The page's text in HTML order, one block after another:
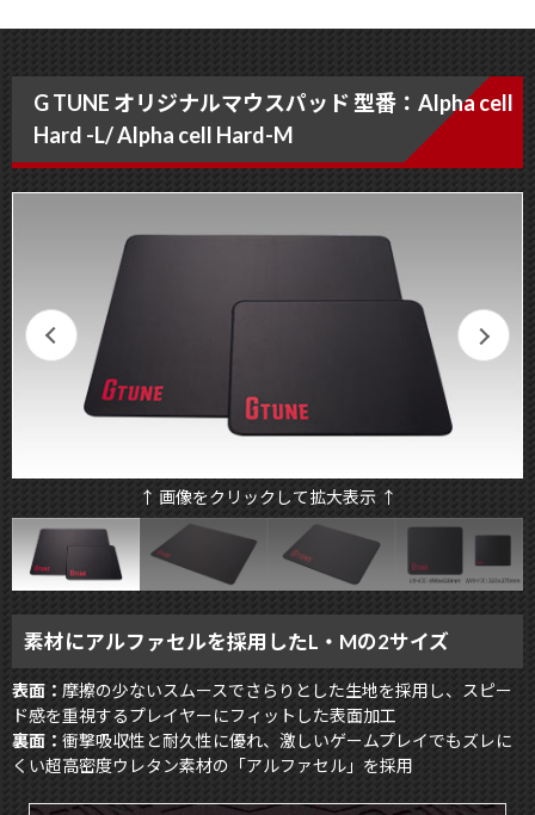
G TUNE オリジナルマウスパッド 型番：Alpha cell
Hard -L/ Alpha cell Hard-M
↑ 画像をクリックして拡大表示 ↑
素材にアルファセルを採用したL・Mの2サイズ
表面： 摩擦の少ないスムースでさらりとした生地を採用し、スピー
ド感を重視するプレイヤーにフィットした表面加工
裏面： 衝撃吸収性と耐久性に優れ、激しいゲームプレイでもズレに
くい超高密度ウレタン素材の「アルファセル」を採用